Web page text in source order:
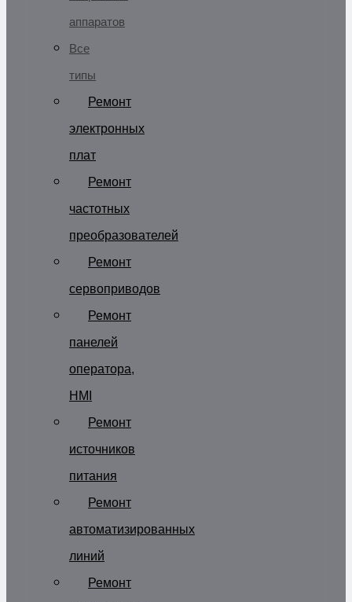
аппаратов
Все
типы
Ремонт
электронных
плат
Ремонт
частотных
преобразователей
Ремонт
сервоприводов
Ремонт
панелей
оператора,
HMI
Ремонт
источников
питания
Ремонт
автоматизированных
линий
Ремонт